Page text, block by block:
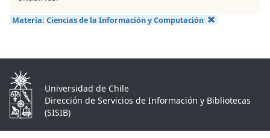
Materia: Ciencias de la Información y Computación
Universidad de Chile
Dirección de Servicios de Información y Bibliotecas
(SISIB)